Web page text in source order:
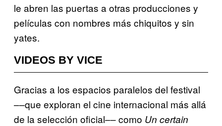
le abren las puertas a otras producciones y
películas con nombres más chiquitos y sin
yates.
VIDEOS BY VICE
Gracias a los espacios paralelos del festival
––que exploran el cine internacional más allá
de la selección oficial–– como Un certain